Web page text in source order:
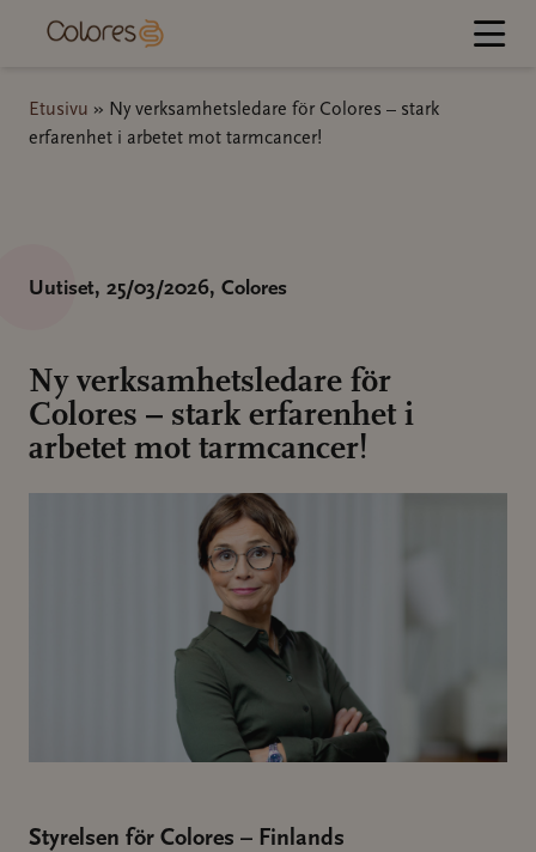
sisältöön
Etusivu » Ny verksamhetsledare för Colores – stark
erfarenhet i arbetet mot tarmcancer!
Uutiset, 25/03/2026, Colores
Ny verksamhetsledare för
Colores – stark erfarenhet i
arbetet mot tarmcancer!
Styrelsen för Colores – Finlands